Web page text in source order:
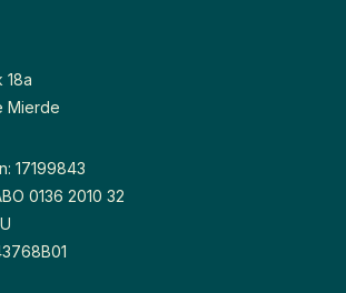
18a
Mierde
17199843
0136 2010 32